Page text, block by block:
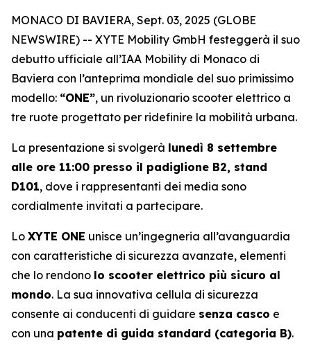
MONACO DI BAVIERA, Sept. 03, 2025 (GLOBE
NEWSWIRE) -- XYTE Mobility GmbH festeggerà il suo
debutto ufficiale all’IAA Mobility di Monaco di
Baviera con l’anteprima mondiale del suo primissimo
modello: “ONE”, un rivoluzionario scooter elettrico a
tre ruote progettato per ridefinire la mobilità urbana.
La presentazione si svolgerà lunedì 8 settembre
alle ore 11:00 presso il padiglione B2, stand
D101, dove i rappresentanti dei media sono
cordialmente invitati a partecipare.
Lo XYTE ONE unisce un’ingegneria all’avanguardia
con caratteristiche di sicurezza avanzate, elementi
che lo rendono lo scooter elettrico più sicuro al
mondo. La sua innovativa cellula di sicurezza
consente ai conducenti di guidare senza casco e
con una patente di guida standard (categoria B).